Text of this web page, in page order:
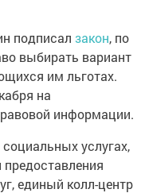
подписал закон, по
выбирать вариант
им льготах.
на
информации.
услугах,
предоставления
единый колл-центр